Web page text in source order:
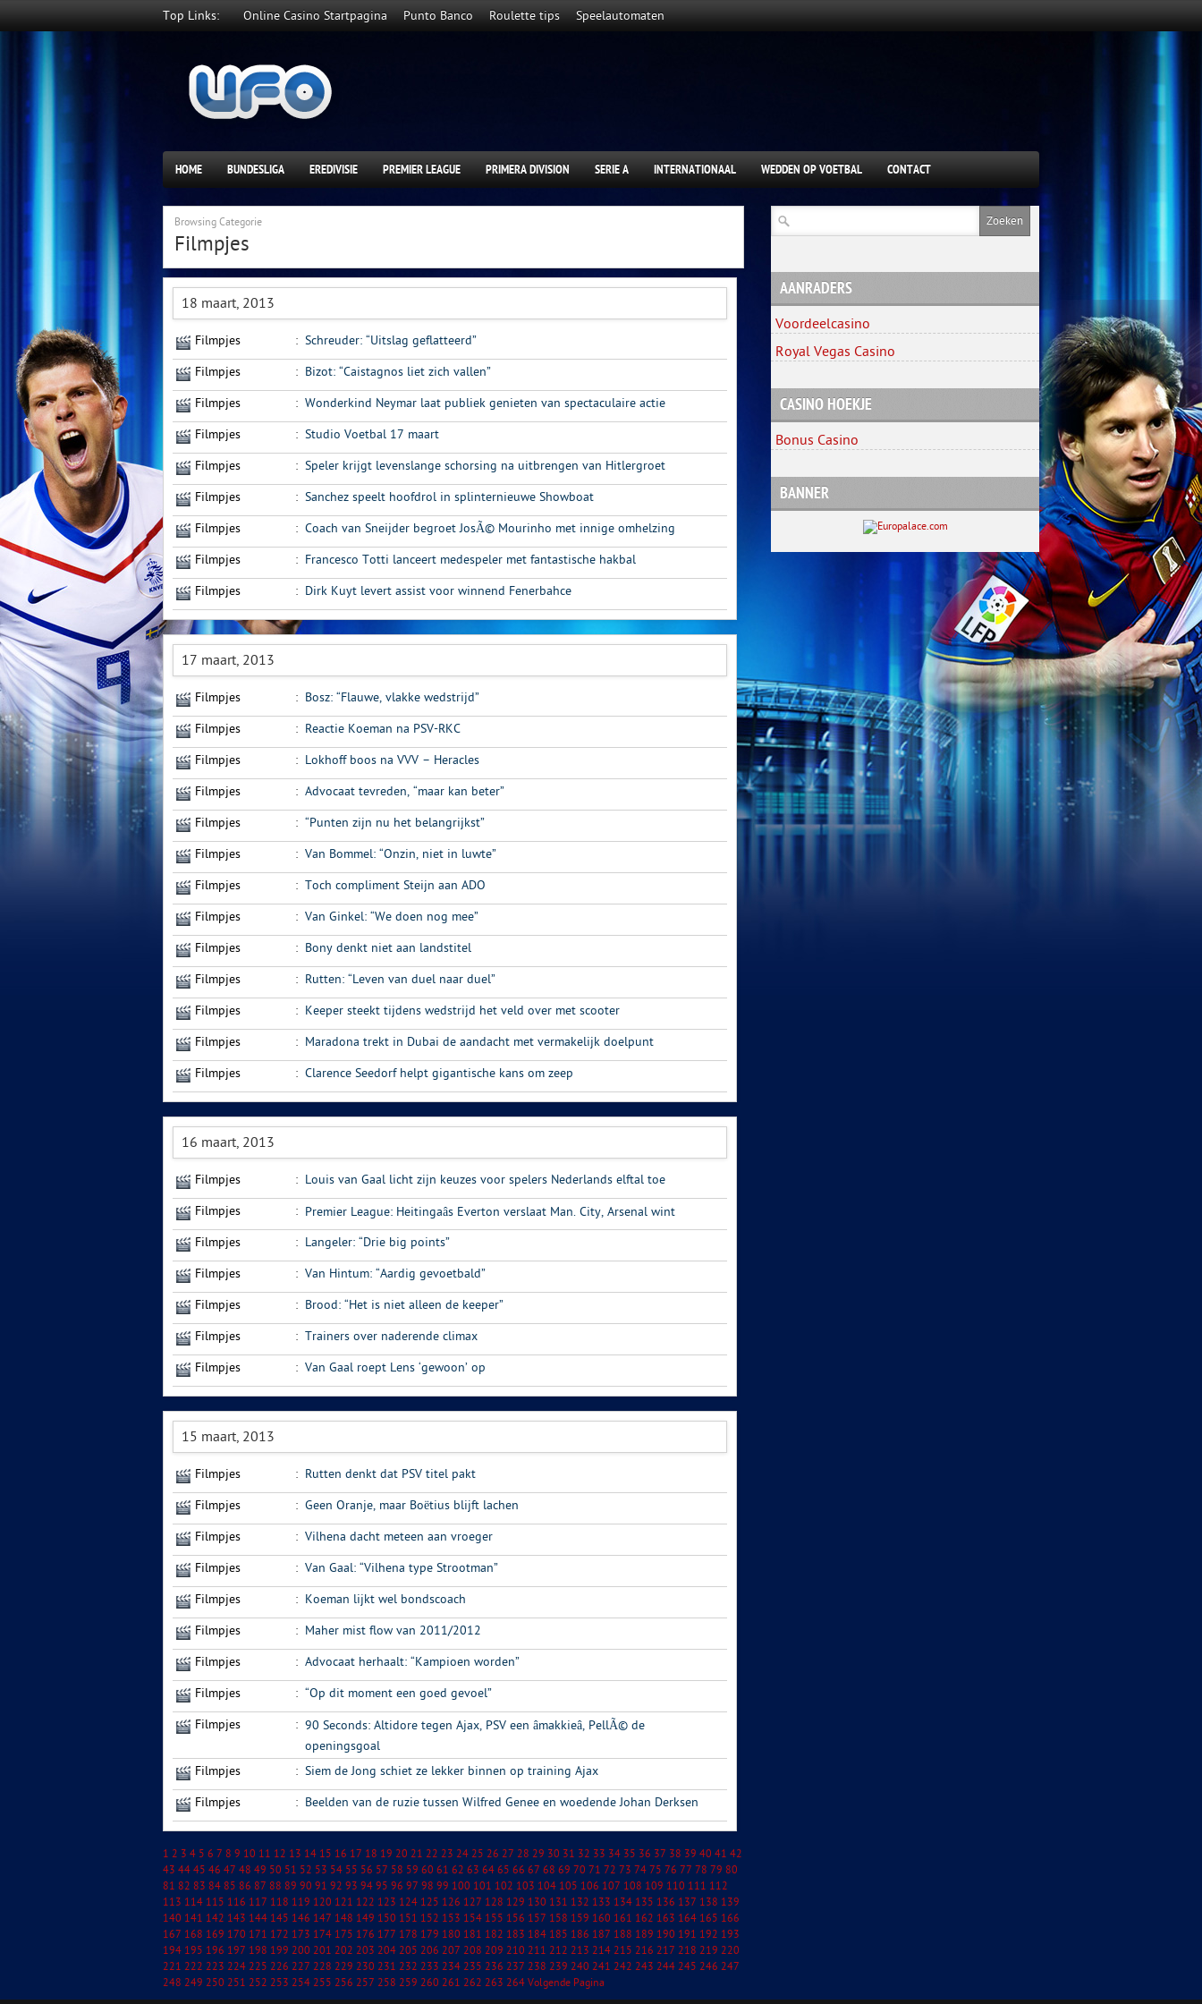
Top Links: Online Casino Startpagina Punto Banco Roulette tips Speelautomaten
HOME BUNDESLIGA EREDIVISIE PREMIER LEAGUE PRIMERA DIVISION SERIE A INTERNATIONAAL WEDDEN OP VOETBAL CONTACT
Browsing Categorie
Filmpjes
18 maart, 2013
Filmpjes : Schreuder: “Uitslag geflatteerd”
Filmpjes : Bizot: “Caistagnos liet zich vallen”
Filmpjes : Wonderkind Neymar laat publiek genieten van spectaculaire actie
Filmpjes : Studio Voetbal 17 maart
Filmpjes : Speler krijgt levenslange schorsing na uitbrengen van Hitlergroet
Filmpjes : Sanchez speelt hoofdrol in splinternieuwe Showboat
Filmpjes : Coach van Sneijder begroet JosÃ© Mourinho met innige omhelzing
Filmpjes : Francesco Totti lanceert medespeler met fantastische hakbal
Filmpjes : Dirk Kuyt levert assist voor winnend Fenerbahce
17 maart, 2013
Filmpjes : Bosz: “Flauwe, vlakke wedstrijd”
Filmpjes : Reactie Koeman na PSV-RKC
Filmpjes : Lokhoff boos na VVV – Heracles
Filmpjes : Advocaat tevreden, “maar kan beter”
Filmpjes : “Punten zijn nu het belangrijkst”
Filmpjes : Van Bommel: “Onzin, niet in luwte”
Filmpjes : Toch compliment Steijn aan ADO
Filmpjes : Van Ginkel: “We doen nog mee”
Filmpjes : Bony denkt niet aan landstitel
Filmpjes : Rutten: “Leven van duel naar duel”
Filmpjes : Keeper steekt tijdens wedstrijd het veld over met scooter
Filmpjes : Maradona trekt in Dubai de aandacht met vermakelijk doelpunt
Filmpjes : Clarence Seedorf helpt gigantische kans om zeep
16 maart, 2013
Filmpjes : Louis van Gaal licht zijn keuzes voor spelers Nederlands elftal toe
Filmpjes : Premier League: Heitingaâs Everton verslaat Man. City, Arsenal wint
Filmpjes
: Langeler: “Drie big points”
Filmpjes : Van Hintum: “Aardig gevoetbald”
Filmpjes : Brood: “Het is niet alleen de keeper”
Filmpjes : Trainers over naderende climax
Filmpjes : Van Gaal roept Lens ‘gewoon’ op
15 maart, 2013
Filmpjes : Rutten denkt dat PSV titel pakt
Filmpjes : Geen Oranje, maar Boëtius blijft lachen
Filmpjes : Vilhena dacht meteen aan vroeger
Filmpjes : Van Gaal: “Vilhena type Strootman”
Filmpjes : Koeman lijkt wel bondscoach
Filmpjes : Maher mist flow van 2011/2012
Filmpjes : Advocaat herhaalt: “Kampioen worden”
Filmpjes : “Op dit moment een goed gevoel”
Filmpjes : 90 Seconds: Altidore tegen Ajax, PSV een âmakkieâ, PellÃ© de
openingsgoal
Filmpjes
: Siem de Jong schiet ze lekker binnen op training Ajax
Filmpjes : Beelden van de ruzie tussen Wilfred Genee en woedende Johan Derksen
1 2 3 4 5 6 7 8 9 10 11 12 13 14 15 16 17 18 19 20 21 22 23 24 25 26 27 28 29 30 31 32 33 34 35 36 37 38 39 40 41 42
43 44 45 46 47 48 49 50 51 52 53 54 55 56 57 58 59 60 61 62 63 64 65 66 67 68 69 70 71 72 73 74 75 76 77 78 79 80
81 82 83 84 85 86 87 88 89 90 91 92 93 94 95 96 97 98 99 100 101 102 103 104 105 106 107 108 109 110 111 112
113 114 115 116 117 118 119 120 121 122 123 124 125 126 127 128 129 130 131 132 133 134 135 136 137 138 139
140 141 142 143 144 145 146 147 148 149 150 151 152 153 154 155 156 157 158 159 160 161 162 163 164 165 166
167 168 169 170 171 172 173 174 175 176 177 178 179 180 181 182 183 184 185 186 187 188 189 190 191 192 193
194 195 196 197 198 199 200 201 202 203 204 205 206 207 208 209 210 211 212 213 214 215 216 217 218 219 220
221 222 223 224 225 226 227 228 229 230 231 232 233 234 235 236 237 238 239 240 241 242 243 244 245 246 247
248 249 250 251 252 253 254 255 256 257 258 259 260 261 262 263 264 Volgende Pagina
AANRADERS
Voordeelcasino
Royal Vegas Casino
CASINO HOEKJE
Bonus Casino
BANNER